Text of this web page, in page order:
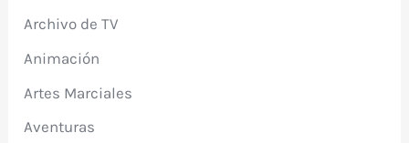
Archivo de TV
Animación
Artes Marciales
Aventuras